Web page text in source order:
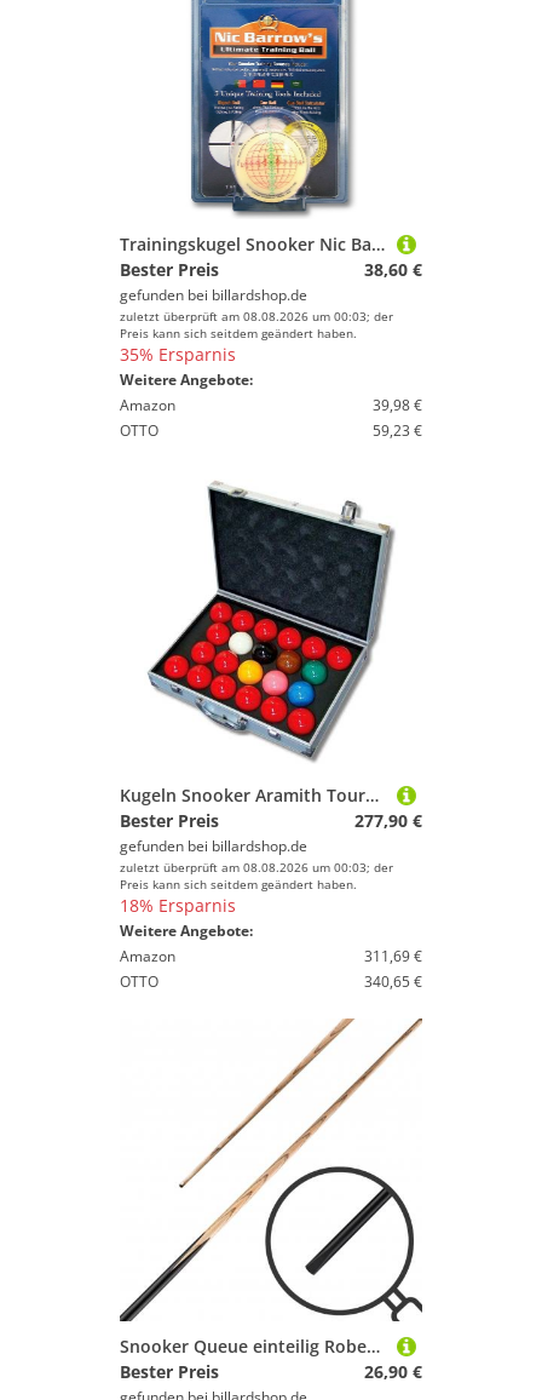
Trainingskugel Snooker Nic Barrow 52mm mit Übungsanleitung
Bester Preis
38,60 €
gefunden bei billardshop.de
zuletzt überprüft am 08.08.2026 um 00:03; der
Preis kann sich seitdem geändert haben.
35% Ersparnis
Weitere Angebote:
Amazon
39,98 €
OTTO
59,23 €
Kugeln Snooker Aramith Tournament 1-G 52,4mm inkl. Koffer
Bester Preis
277,90 €
gefunden bei billardshop.de
zuletzt überprüft am 08.08.2026 um 00:03; der
Preis kann sich seitdem geändert haben.
18% Ersparnis
Weitere Angebote:
Amazon
311,69 €
OTTO
340,65 €
Snooker Queue einteilig Robertson 9,5mm, 145cm
Bester Preis
26,90 €